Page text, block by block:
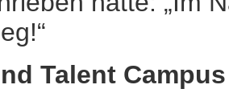
Talent Campus